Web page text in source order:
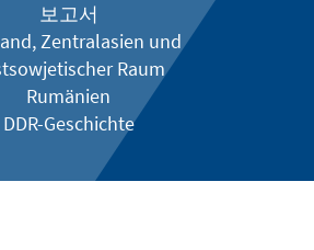
보고서
Zentralasien und
Raum
Rumänien
DDR-Geschichte